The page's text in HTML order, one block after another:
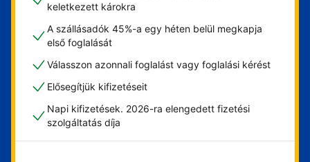
keletkezett károkra
A szállásadók 45%-a egy héten belül megkapja
első foglalását
Válasszon azonnali foglalást vagy foglalási kérést
Elősegítjük kifizetéseit
Napi kifizetések. 2026-ra elengedett fizetési
szolgáltatás díja